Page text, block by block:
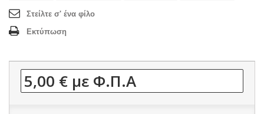
Στείλτε σ' ένα φίλο
Εκτύπωση
5,00 € με Φ.Π.Α